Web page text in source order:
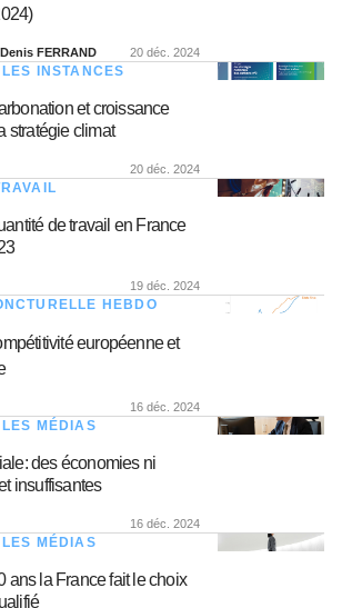
FERRAND 20 déc. 2024
INSTANCES
et croissance
stratégie climat
20 déc. 2024
de travail en France
19 déc. 2024
HEBDO
européenne et
16 déc. 2024
MÉDIAS
des économies ni
insuffisantes
16 déc. 2024
MÉDIAS
ans la France fait le choix